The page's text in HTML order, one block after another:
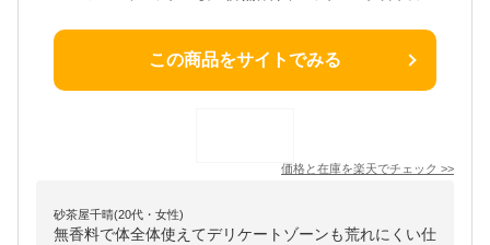
この商品をサイトでみる
価格と在庫を楽天でチェック >>
砂茶屋千晴(20代・女性)
無香料で体全体使えてデリケートゾーンも荒れにくい仕